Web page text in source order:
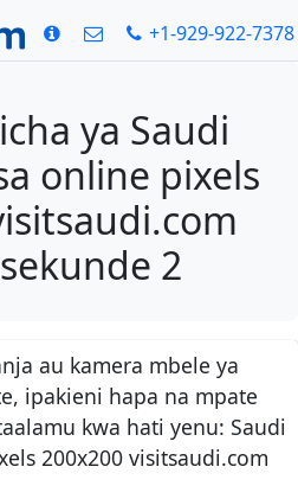
+1-929-922-7378
ya Saudi
online pixels
2
au kamera mbele ya
ipakieni hapa na mpate
kwa hati yenu: Saudi
200x200 visitsaudi.com